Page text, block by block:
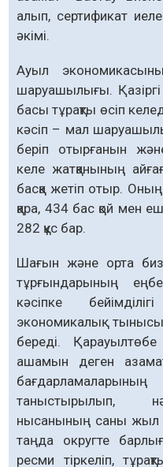
алып, сертификат
әкімі.
Ауыл
шаруашылығы.
басы тұрақты өсіп
кәсіп – мал
беріп отырғанын
келе жатқанының
басқа жетіп отыр.
қара, 434 бас қой мен
282 құс бар.
Шағын және орта
тұрғындарының
кәсіпке
экономикалық
береді.
ашамын деген
таныстырылып,
нысанының саны жыл
таңда округте
ресми тіркеліп,